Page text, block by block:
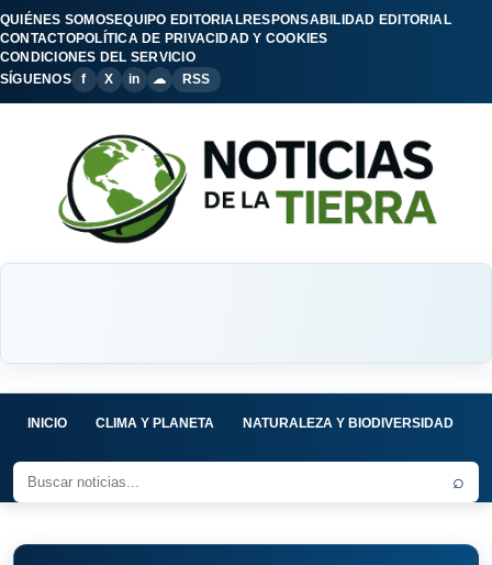
QUIÉNES SOMOSEQUIPO EDITORIALRESPONSABILIDAD EDITORIAL
CONTACTOPOLÍTICA DE PRIVACIDAD Y COOKIES
CONDICIONES DEL SERVICIO
SÍGUENOS
f X in ☁ RSS
INICIO CLIMA Y PLANETA NATURALEZA Y BIODIVERSIDAD
⌕